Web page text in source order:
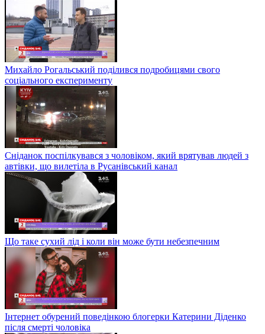
Михайло Рогальський поділився подробицями свого
соціального експерименту
Сніданок поспілкувався з чоловіком, який врятував людей з
автівки, що вилетіла в Русанівський канал
Що таке сухий лід і коли він може бути небезпечним
Інтернет обурений поведінкою блогерки Катерини Діденко
після смерті чоловіка